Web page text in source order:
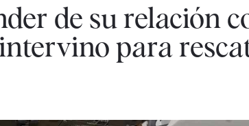
de su relación
para